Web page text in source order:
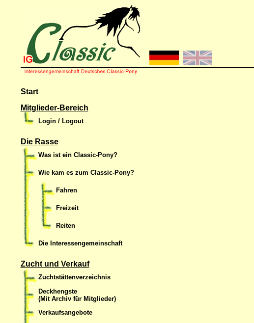
Start
Mitglieder-Bereich
Login / Logout
Die Rasse
Was ist ein Classic-Pony?
Wie kam es zum Classic-Pony?
Fahren
Freizeit
Reiten
Die Interessengemeinschaft
Zucht und Verkauf
Zuchtstättenverzeichnis
Deckhengste
(Mit Archiv für Mitglieder)
Verkaufsangebote